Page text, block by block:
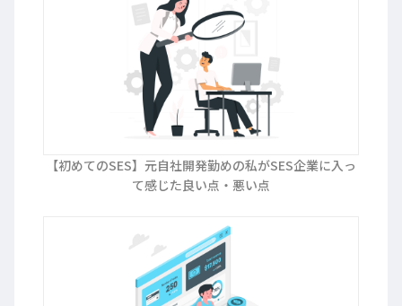
【初めてのSES】元自社開発勤めの私がSES企業に入っ
て感じた良い点・悪い点